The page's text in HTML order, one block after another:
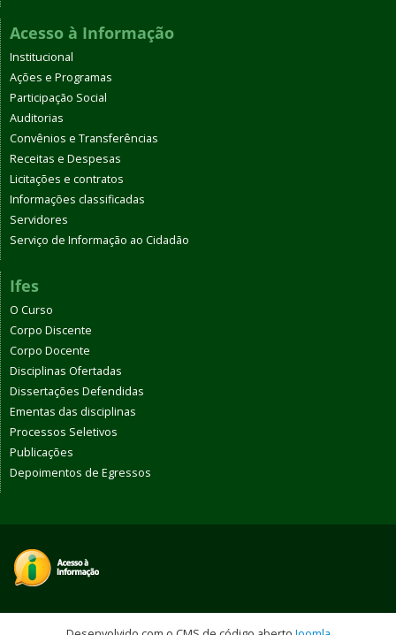
Acesso à Informação
Institucional
Ações e Programas
Participação Social
Auditorias
Convênios e Transferências
Receitas e Despesas
Licitações e contratos
Informações classificadas
Servidores
Serviço de Informação ao Cidadão
Ifes
O Curso
Corpo Discente
Corpo Docente
Disciplinas Ofertadas
Dissertações Defendidas
Ementas das disciplinas
Processos Seletivos
Publicações
Depoimentos de Egressos